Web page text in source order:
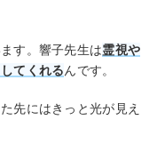
す。響子先生は霊視や
てくれるんです。
先にはきっと光が見え